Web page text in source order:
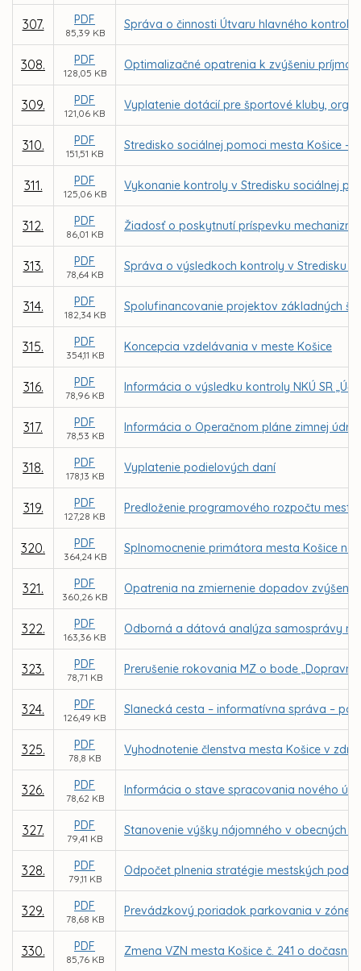
307. PDF
85,39 KB
Správa o činnosti Útvaru hlavného
308. PDF
128,05 KB
Optimalizačné opatrenia k zvýšeniu
309. PDF
121,06 KB
Vyplatenie dotácií pre športové kluby,
310. PDF
151,51 KB
Stredisko sociálnej pomoci mesta Košice -
311. PDF
125,06 KB
Vykonanie kontroly v Stredisku sociálnej
312. PDF
86,01 KB
Žiadosť o poskytnutí príspevku
313. PDF
78,64 KB
Správa o výsledkoch kontroly v Stredisku
314. PDF
182,34 KB
Spolufinancovanie projektov základných
315. PDF
354,11 KB
Koncepcia vzdelávania v meste Košice
316. PDF
78,96 KB
Informácia o výsledku kontroly NKÚ SR
317. PDF
78,53 KB
Informácia o Operačnom pláne zimnej
318. PDF
178,13 KB
Vyplatenie podielových daní
319. PDF
127,28 KB
Predloženie programového rozpočtu
320. PDF
364,24 KB
Splnomocnenie primátora mesta Košice
321. PDF
360,26 KB
Opatrenia na zmiernenie dopadov
322. PDF
163,36 KB
Odborná a dátová analýza samosprávy
323. PDF
78,71 KB
Prerušenie rokovania MZ o bode
324. PDF
126,49 KB
Slanecká cesta – informatívna správa –
325. PDF
78,8 KB
Vyhodnotenie členstva mesta Košice v
326. PDF
78,62 KB
Informácia o stave spracovania nového
327. PDF
79,41 KB
Stanovenie výšky nájomného v obecných
328. PDF
79,11 KB
Odpočet plnenia stratégie mestských
329. PDF
78,68 KB
Prevádzkový poriadok parkovania v zóne
330. PDF
85,76 KB
Zmena VZN mesta Košice č. 241 o